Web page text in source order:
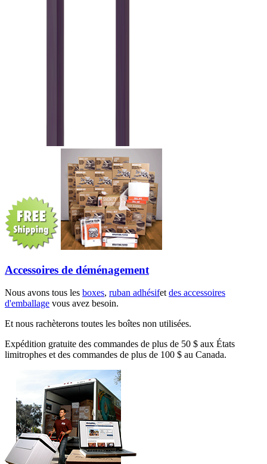
Accessoires de déménagement
Nous avons tous les boxes, ruban adhésifetdes accessoires
d'emballage vous avez besoin.
Et nous rachèterons toutes les boîtes non utilisées.
Expédition gratuite des commandes de plus de 50 $ aux États
limitrophes et des commandes de plus de 100 $ au Canada.